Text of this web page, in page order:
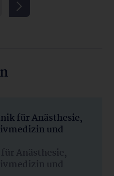
für Anästhesie,
und
Anästhesie,
und